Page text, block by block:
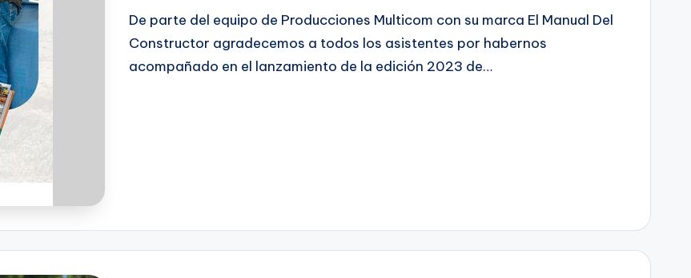
De parte del equipo de Producciones Multicom con su marca El Manual Del
Constructor agradecemos a todos los asistentes por habernos
acompañado en el lanzamiento de la edición 2023 de…